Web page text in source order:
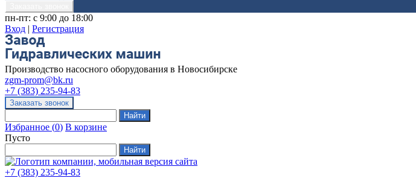
пн-пт: с 9:00 до 18:00
Вход | Регистрация
Производство насосного оборудования в Новосибирске
zgm-prom@bk.ru
+7 (383) 235-94-83
Избранное (0) В корзине
Пусто
+7 (383) 235-94-83